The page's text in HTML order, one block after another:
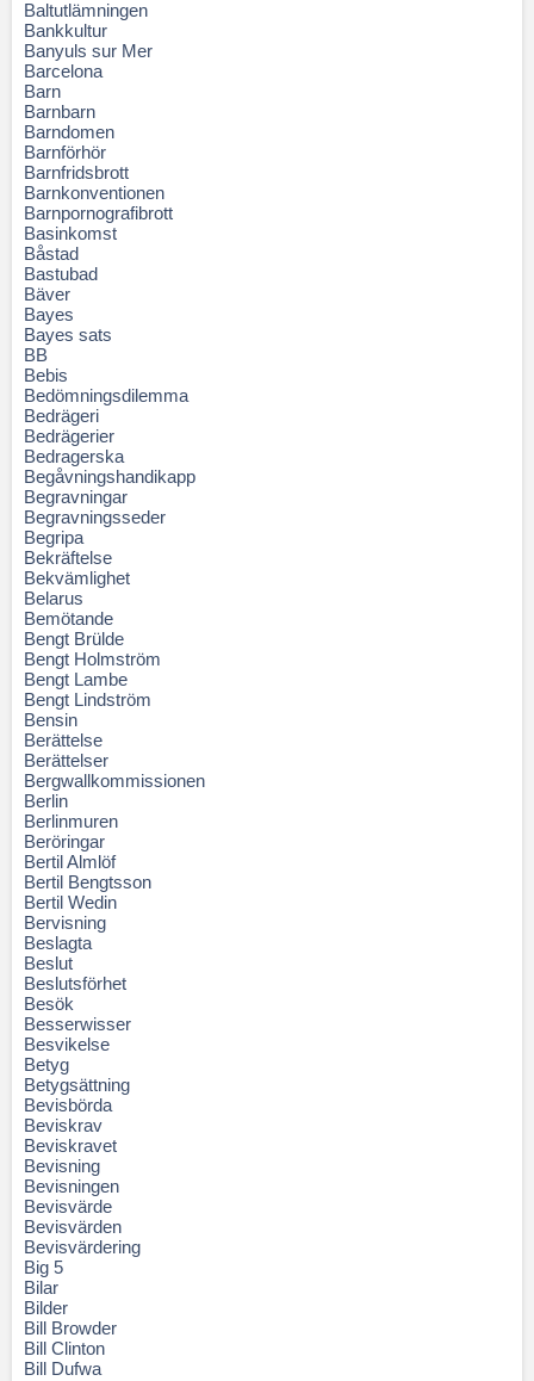
Baltutlämningen
Bankkultur
Banyuls sur Mer
Barcelona
Barn
Barnbarn
Barndomen
Barnförhör
Barnfridsbrott
Barnkonventionen
Barnpornografibrott
Basinkomst
Båstad
Bastubad
Bäver
Bayes
Bayes sats
BB
Bebis
Bedömningsdilemma
Bedrägeri
Bedrägerier
Bedragerska
Begåvningshandikapp
Begravningar
Begravningsseder
Begripa
Bekräftelse
Bekvämlighet
Belarus
Bemötande
Bengt Brülde
Bengt Holmström
Bengt Lambe
Bengt Lindström
Bensin
Berättelse
Berättelser
Bergwallkommissionen
Berlin
Berlinmuren
Beröringar
Bertil Almlöf
Bertil Bengtsson
Bertil Wedin
Bervisning
Beslagta
Beslut
Beslutsförhet
Besök
Besserwisser
Besvikelse
Betyg
Betygsättning
Bevisbörda
Beviskrav
Beviskravet
Bevisning
Bevisningen
Bevisvärde
Bevisvärden
Bevisvärdering
Big 5
Bilar
Bilder
Bill Browder
Bill Clinton
Bill Dufwa